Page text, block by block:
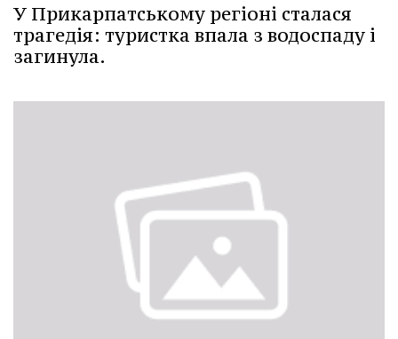
У Прикарпатському регіоні сталася
трагедія: туристка впала з водоспаду і
загинула.